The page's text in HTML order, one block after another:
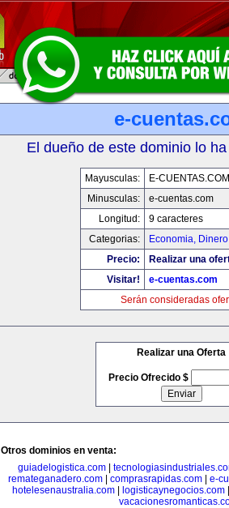
e-
El dueño de este dominio lo
Mayusculas:
E-CUENTAS.COM
Minusculas:
e-cuentas.com
Longitud:
9 caracteres
Categorias:
Economia,
Precio:
Realizar una
Visitar!
e-cuentas.com
Serán consideradas
Realizar una Oferta
Precio Ofrecido $
Otros dominios en venta:
guiadelogistica.com|
remateganadero.com
comprasrapidas.com
e-
hotelesenaustralia.com| logisticaynegocios.com